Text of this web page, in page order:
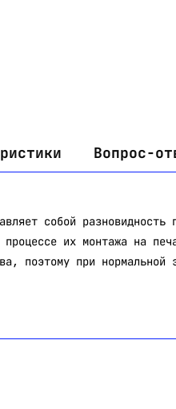
Вопрос-
собой
процессе их монтажа на
поэтому при